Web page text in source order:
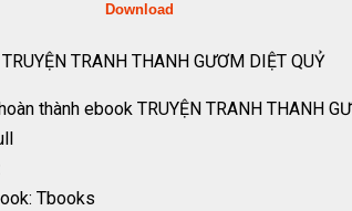
PDF Download
TRANH THANH GƯƠM DIỆT QUỶ
thành ebook TRUYỆN TRANH THANH
Tbooks